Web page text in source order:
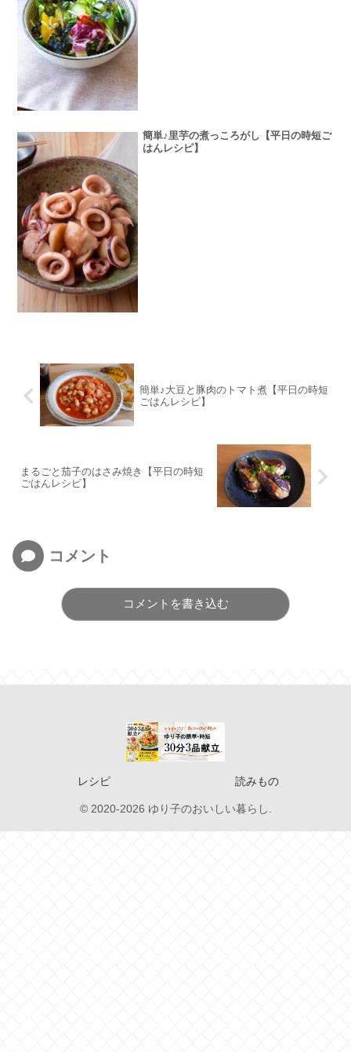
簡単♪里芋の煮っころがし【平日の時短ご
はんレシピ】
簡単♪大豆と豚肉のトマト煮【平日の時短
ごはんレシピ】
まるごと茄子のはさみ焼き【平日の時短
ごはんレシピ】
コメント
コメントを書き込む
レシピ 読みもの
© 2020-2026 ゆり子のおいしい暮らし.